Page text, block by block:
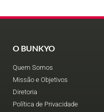
O BUNKYO
Quem Somos
Missão e Objetivos
Diretoria
Política de Privacidade